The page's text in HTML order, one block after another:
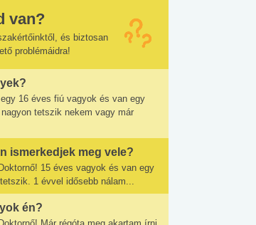
van?
és biztosan
problémáidra!
16 éves fiú vagyok és van egy
nagyon tetszik nekem vagy már
ismerkedjek meg vele?
15 éves vagyok és van egy
1 évvel idősebb nálam...
én?